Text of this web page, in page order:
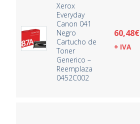
Xerox
Everyday
Canon 041
Negro
Cartucho de
Toner
Generico –
Reemplaza
0452C002
60,48€
+ IVA